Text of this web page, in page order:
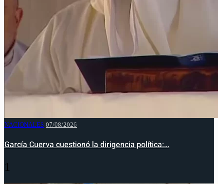
NACIONALES 07/08/2026
García Cuerva cuestionó la dirigencia política:…
1